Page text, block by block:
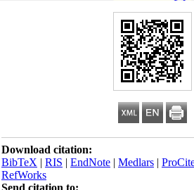
Download citation:
BibTeX|RIS|EndNote|Medlars|
RefWorks
Send citation to: